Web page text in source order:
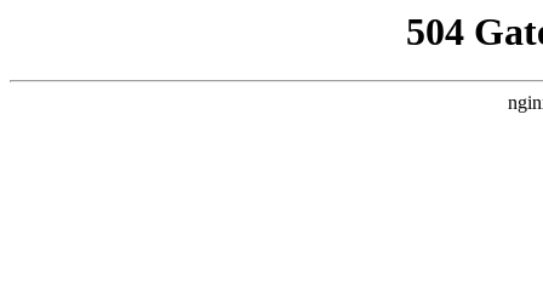
504